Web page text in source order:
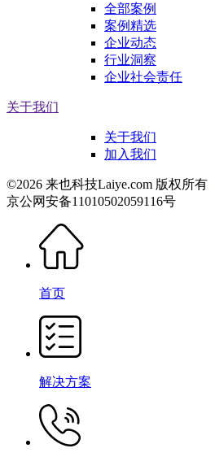
全部案例
案例精选
企业动态
行业洞察
企业社会责任
关于我们
关于我们
加入我们
©2026 来也科技Laiye.com 版权所有
京公网安备11010502059116号
首页
解决方案